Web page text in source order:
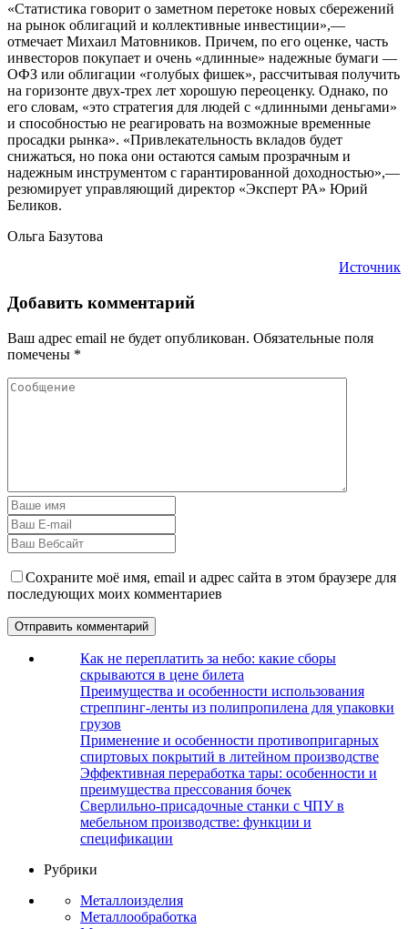
«Статистика говорит о заметном перетоке новых сбережений
на рынок облигаций и коллективные инвестиции»,—
отмечает Михаил Матовников. Причем, по его оценке, часть
инвесторов покупает и очень «длинные» надежные бумаги —
ОФЗ или облигации «голубых фишек», рассчитывая получить
на горизонте двух-трех лет хорошую переоценку. Однако, по
его словам, «это стратегия для людей с «длинными деньгами»
и способностью не реагировать на возможные временные
просадки рынка». «Привлекательность вкладов будет
снижаться, но пока они остаются самым прозрачным и
надежным инструментом с гарантированной доходностью»,—
резюмирует управляющий директор «Эксперт РА» Юрий
Беликов.
Ольга Базутова
Источник
Добавить комментарий
Ваш адрес email не будет опубликован. Обязательные поля
помечены *
Сохраните моё имя, email и адрес сайта в этом браузере для
последующих моих комментариев
Как не переплатить за небо: какие сборы
скрываются в цене билета
Преимущества и особенности использования
стреппинг-ленты из полипропилена для упаковки
грузов
Применение и особенности противопригарных
спиртовых покрытий в литейном производстве
Эффективная переработка тары: особенности и
преимущества прессования бочек
Сверлильно-присадочные станки с ЧПУ в
мебельном производстве: функции и
спецификации
Рубрики
Металлоизделия
Металлообработка